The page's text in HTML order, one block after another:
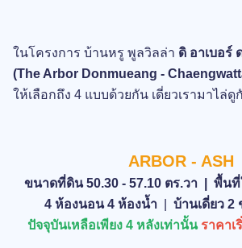
ในโครงการ บ้านหรู พูลวิลล่า ดิ อาเบอร์
(The Arbor Donmueang -
ให้เลือกถึง 4 แบบด้วยกัน เดี่ยวเรามาไล่
ARBOR - ASH
ขนาดที่ดิน 50.30 - 57.10 ตร.วา | พื้นที่
4 ห้องนอน 4 ห้องน้ำ
บ้านเดี่ยว 2
ปัจจุบันเหลือเพียง 4 หลังเท่านั้น ราคาเ